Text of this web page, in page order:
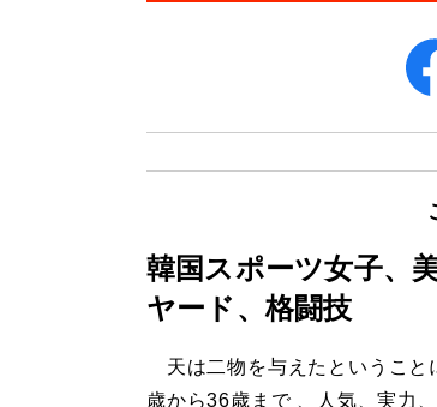
韓国スポーツ女子、
ヤード、格闘技
天は二物を与えたということ
歳から36歳まで 、人気、実力